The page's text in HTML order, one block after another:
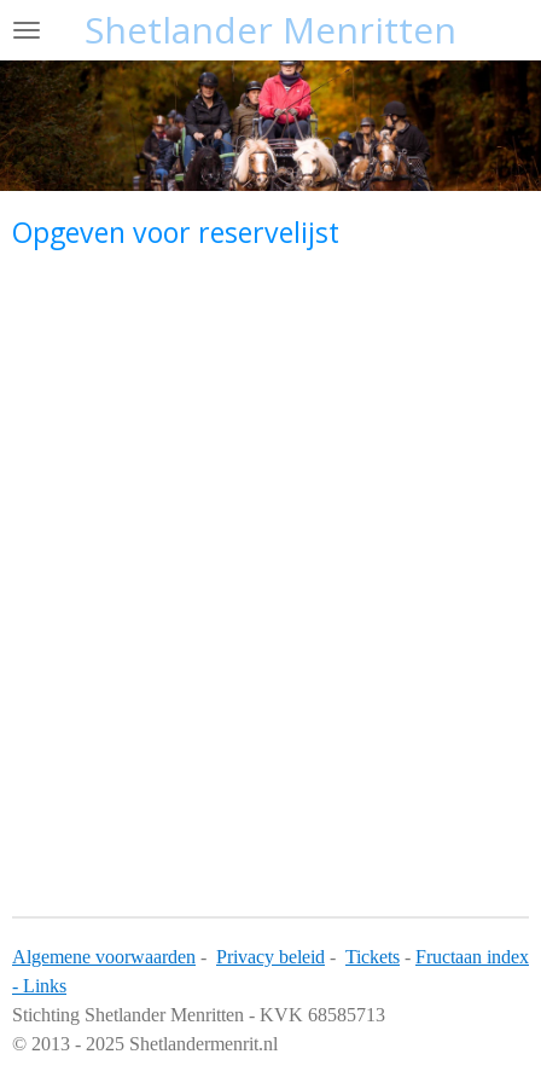
Ga
naar
de
hoofdinhoud
Shetlander Menritten
Opgeven voor reservelijst
Algemene voorwaarden - Privacy beleid - Tickets - Fructaan index
- Links
Stichting Shetlander Menritten - KVK 68585713
© 2013 - 2025 Shetlandermenrit.nl